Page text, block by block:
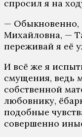
спросил я на
— Обыкновенно,
Михайловна, —
переживай я её
И всё же я
смущения, ведь
собственной
любовнику,
подобные
совершенно